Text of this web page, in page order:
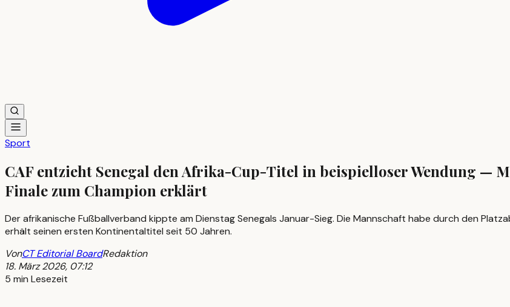
Sport
CAF entzieht Senegal den Afrika-Cup-Titel in beispielloser Wendung —
Finale zum Champion erklärt
Der afrikanische Fußballverband kippte am Dienstag Senegals Januar-Sieg. Die Mannschaft habe durch den
erhält seinen ersten Kontinentaltitel seit 50 Jahren.
VonCT Editorial BoardRedaktion
18. März 2026, 07:12
5 min Lesezeit